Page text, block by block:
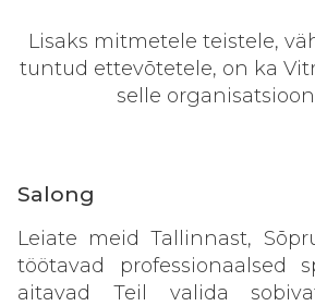
Lisaks mitmetele teistele,
tuntud ettevõtetele, on ka
selle
Salong
Leiate meid Tallinnast,
töötavad professionaalsed
aitavad Teil valida